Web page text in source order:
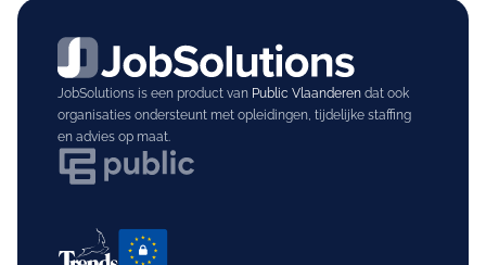
JobSolutions is een product van Public Vlaanderendat ook
organisaties ondersteunt met opleidingen, tijdelijke staffing
en advies op maat.